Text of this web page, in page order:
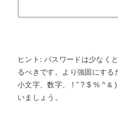
ヒント: パスワードは少なく
るべきです。より強固にする
小文字、数字、 ! " ? $ % ^ &
いましょう。